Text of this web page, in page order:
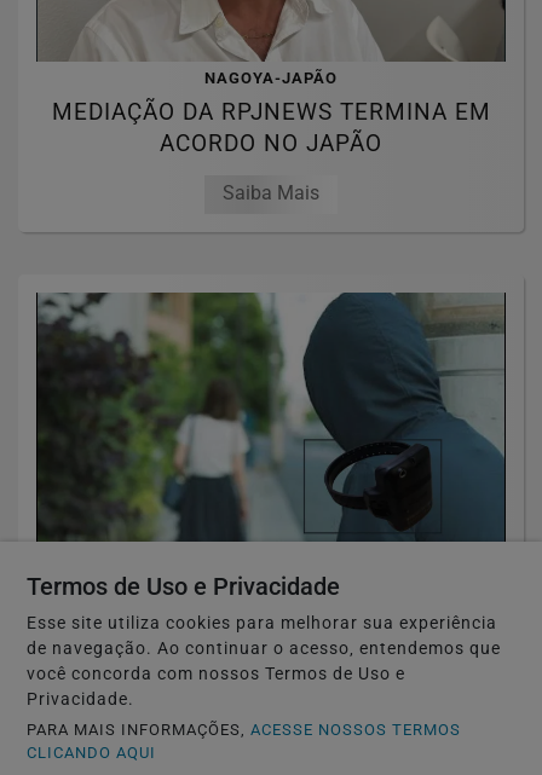
NAGOYA-JAPÃO
MEDIAÇÃO DA RPJNEWS TERMINA EM
ACORDO NO JAPÃO
Saiba Mais
TÓQUIO-JAPÃO
Japão estuda monitorar perseguidores
com GPS para proteger vítimas
Termos de Uso e Privacidade
Esse site utiliza cookies para melhorar sua experiência
de navegação. Ao continuar o acesso, entendemos que
você concorda com nossos Termos de Uso e
Privacidade.
PARA MAIS INFORMAÇÕES,ACESSE NOSSOS TERMOS
CLICANDO AQUI